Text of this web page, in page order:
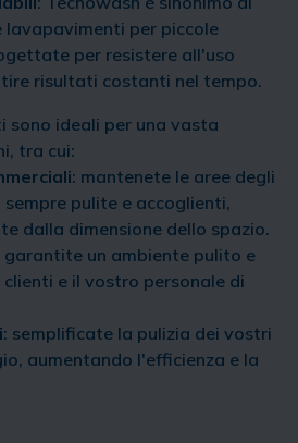
lavapavimenti per piccole
per resistere all'uso
risultati costanti nel tempo.
sono ideali per una vasta
tra cui:
: mantenete le aree degli
pulite e accoglienti,
dalla dimensione dello spazio.
garantite un ambiente pulito e
e il vostro personale di
: semplificate la pulizia dei vostri
aumentando l'efficienza e la